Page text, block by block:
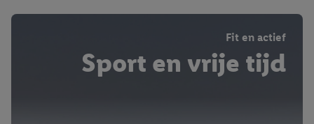
Fit en actief
Sport en vrije tijd